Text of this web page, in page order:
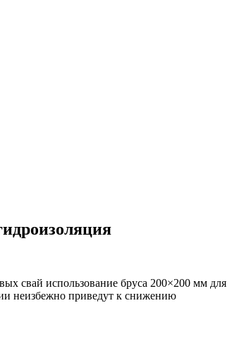
свай использование бруса 200×200 мм для
неизбежно приведут к снижению